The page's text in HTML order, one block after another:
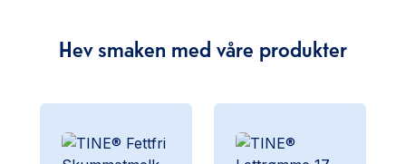
Hev smaken med våre produkter